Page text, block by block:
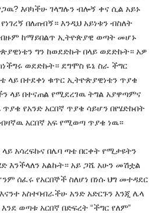
እባካችሁ ገላግሉን ብሎኝ ቀና ሲል አይኑ
በለጠብኝ። እንዲህ አይነቱን ብስለት
ብዙም ከማይበልጥ ኢትዮጵያዊ ወጣት መሆኑ
ግን ከወደድኩት በላይ ወደድኩት። አዎ
ወደድኩት። ደግሞስ ዬኔ ስራ ችግር
ላይ በተደቀነ ቁጥር ኢትዮጵያዊነቴን ጥያቄ
ላይ በተናጠል የሚደረገዉ ትግል አያዋጣምና
የአንድ አርበኛ ጥያቄ ሳይሆን በየሄድኩበት
አርበኛ አፍ የሚወጣ ጥያቄ ነዉ።
አሳረፍኩና በሌባ ጣቴ በርቀት የሚታዩትን
እንችላለን አልኩት። አይ ጋሼ አሁን መሽቷል
ሰፈሩ የአርበኞች ስለሆነ በነሱ ህግ መተዳደር
አስተባብራችሁ አንድ አድርጉን እንጂ ሌላ
ወጣቱ አርበኛ በድፍረት “ችግር የለም”